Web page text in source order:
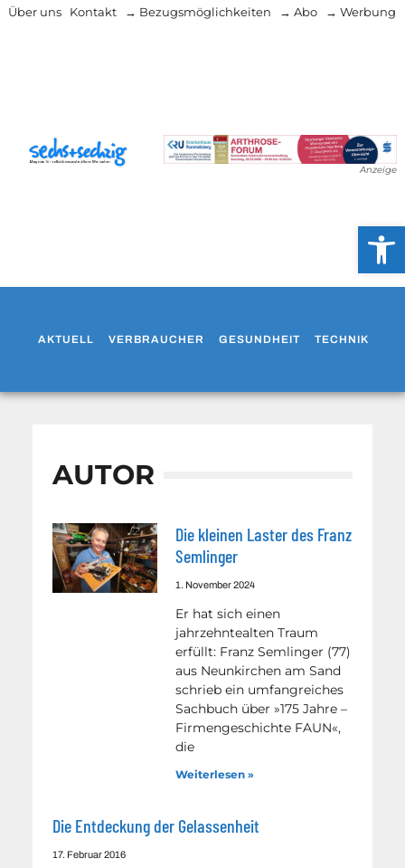
Über uns Kontakt → Bezugsmöglichkeiten → Abo → Werbung
Anzeige
AKTUELL VERBRAUCHER GESUNDHEIT TECHNIK
AUTOR
Die kleinen Laster des Franz
Semlinger
1. November 2024
Er hat sich einen
jahrzehntealten Traum
erfüllt: Franz Semlinger (77)
aus Neunkirchen am Sand
schrieb ein umfangreiches
Sachbuch über »175 Jahre –
Firmengeschichte FAUN«,
die
Weiterlesen »
Die Entdeckung der Gelassenheit
17. Februar 2016